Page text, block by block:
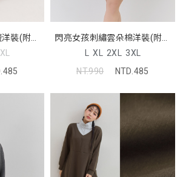
裝(附皮
閃亮女孩刺繡雲朵棉洋裝(附腰
帶)
L XL 2XL 3XL
NT.990
NTD.485